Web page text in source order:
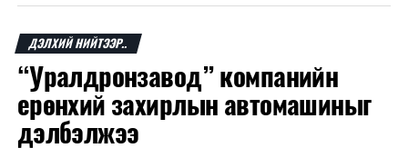
Францын эрх баригчдын тооцоолсноор тус улсын
иргэдийн дөрөвний гурав орчим нь долоо хоног бүр
дор хаяж нэг удаа хүсээгүй сурталчилгааны дуудлага
хүлээн авдаг бөгөөд олон хүн үүнээс ч олон
дуудлагад өртдөг байна. Хэрэглэгчийн эрхийг
хамгаалах 11 байгууллага 2024 онд хамтран
шаардлага гаргаж, суурин болон гар утас руу ирдэг
ДЭЛХИЙ НИЙТЭЭР..
“Уралдронзавод” компанийн
ерөнхий захирлын автомашиныг
дэлбэлжээ